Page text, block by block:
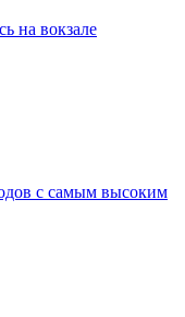
на вокзале
с самым высоким